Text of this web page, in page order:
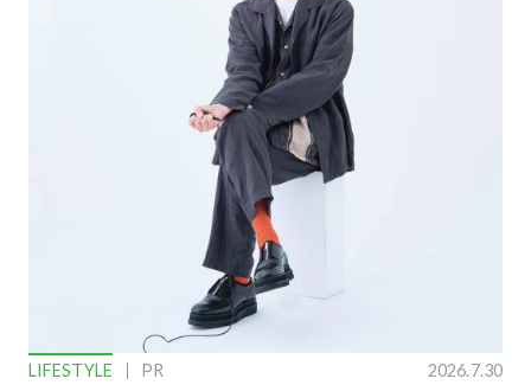
LIFESTYLE PR 2026.7.30